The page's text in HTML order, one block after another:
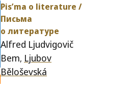
Pis’ma o lit­er­a­ture /​
Письма
о литературе
Alfred Ljudvigovič
Bem, Ljubov
Běloševská